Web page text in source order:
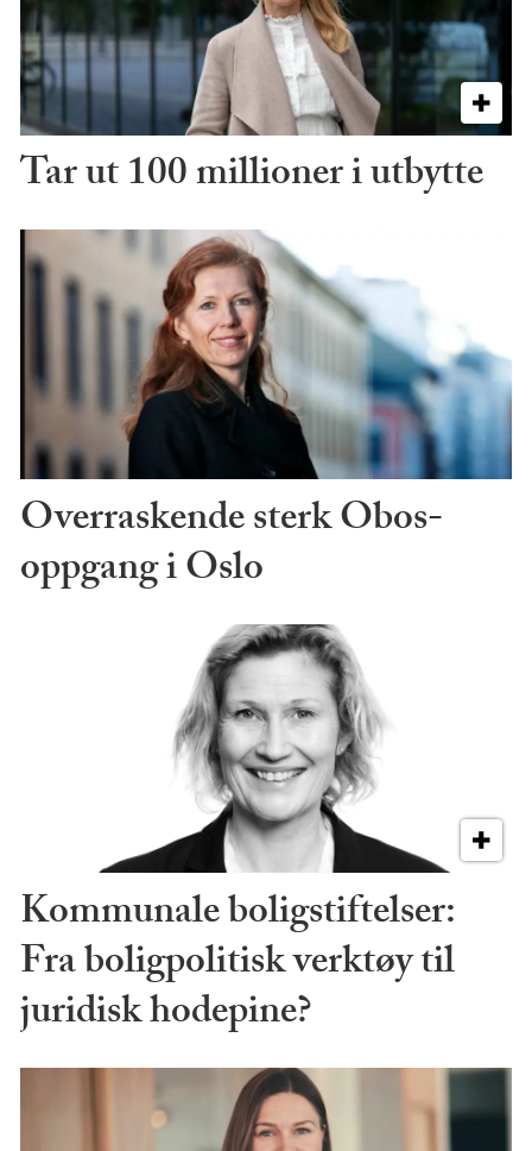
Tar ut 100 millioner i utbytte
Overraskende sterk Obos-
oppgang i Oslo
Kommunale boligstiftelser:
Fra boligpolitisk verktøy til
juridisk hodepine?